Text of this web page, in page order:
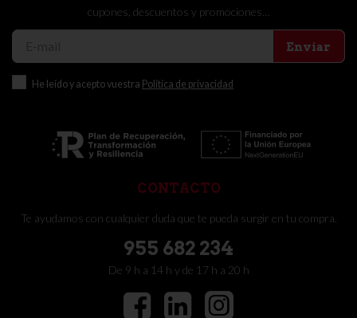
cupones, descuentos y promociones…
Enviar
He leído y acepto vuestra Política de privacidad
CONTACTO
Te ayudamos con cualquier duda que te pueda surgir en tu compra.
955 682 234
De 9 h a 14 h y de 17 h a 20 h